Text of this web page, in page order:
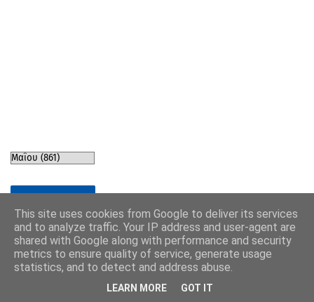
VA MEDIA PR
This site uses cookies from Google to deliver its services
and to analyze traffic. Your IP address and user-agent are
shared with Google along with performance and security
metrics to ensure quality of service, generate usage
statistics, and to detect and address abuse.
LEARN MORE GOT IT